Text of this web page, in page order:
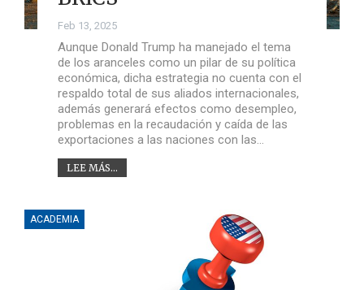
Feb 13, 2025
Aunque Donald Trump ha manejado el tema
de los aranceles como un pilar de su política
económica, dicha estrategia no cuenta con el
respaldo total de sus aliados internacionales,
además generará efectos como desempleo,
problemas en la recaudación y caída de las
exportaciones a las naciones con las…
LEE MÁS...
ACADEMIA